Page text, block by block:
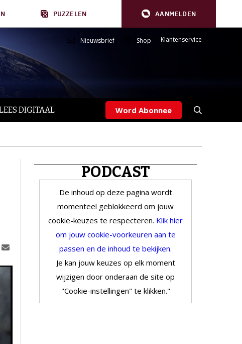
PUZZELEN AANMELDEN
Nieuwsbrief Shop Klantenservice
DIGITAAL Word Abonnee
PODCAST
De inhoud op deze pagina wordt
momenteel geblokkeerd om jouw
cookie-keuzes te respecteren. Klik hier
om jouw cookie-voorkeuren aan te
passen en de inhoud te bekijken.
Je kan jouw keuzes op elk moment
wijzigen door onderaan de site op
"Cookie-instellingen" te klikken."